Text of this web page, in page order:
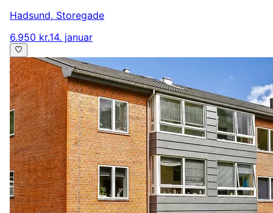
Hadsund, Storegade
6.950 kr.14. januar